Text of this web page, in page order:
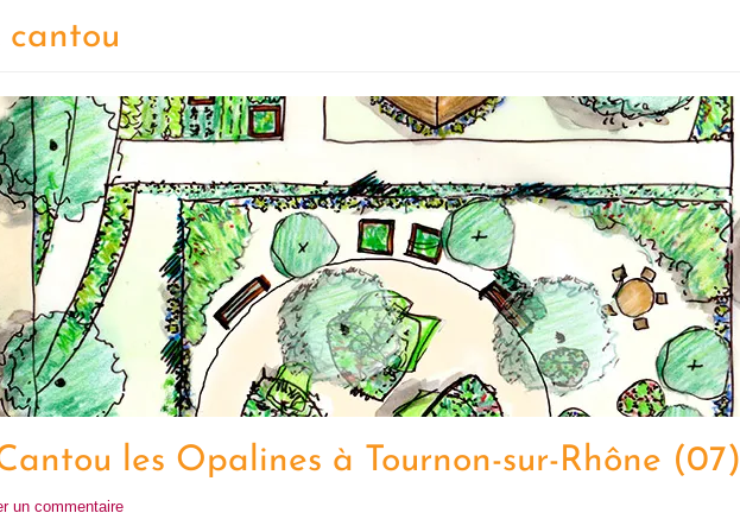
cantou
les Opalines à Tournon-sur-Rhône (07)
un commentaire